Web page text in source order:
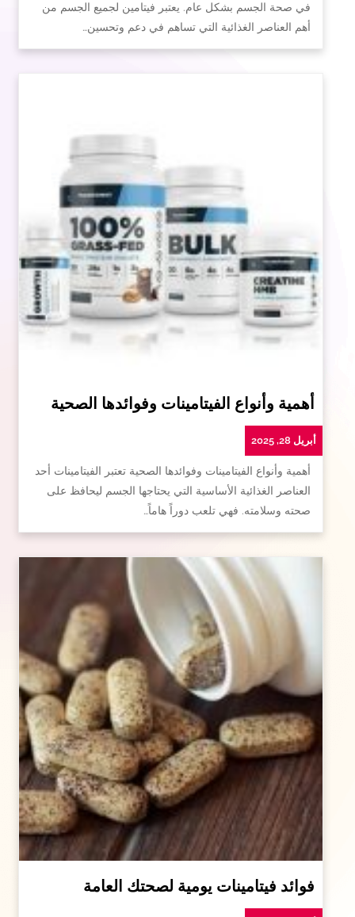
في صحة الجسم بشكل عام. يعتبر فيتامين لجميع الجسم من
أهم العناصر الغذائية التي تساهم في دعم وتحسين…
أهمية وأنواع الفيتامينات وفوائدها الصحية
أبريل 28, 2025
أهمية وأنواع الفيتامينات وفوائدها الصحية تعتبر الفيتامينات أحد
العناصر الغذائية الأساسية التي يحتاجها الجسم ليحافظ على
صحته وسلامته. فهي تلعب دوراً هاماً…
فوائد فيتامينات يومية لصحتك العامة